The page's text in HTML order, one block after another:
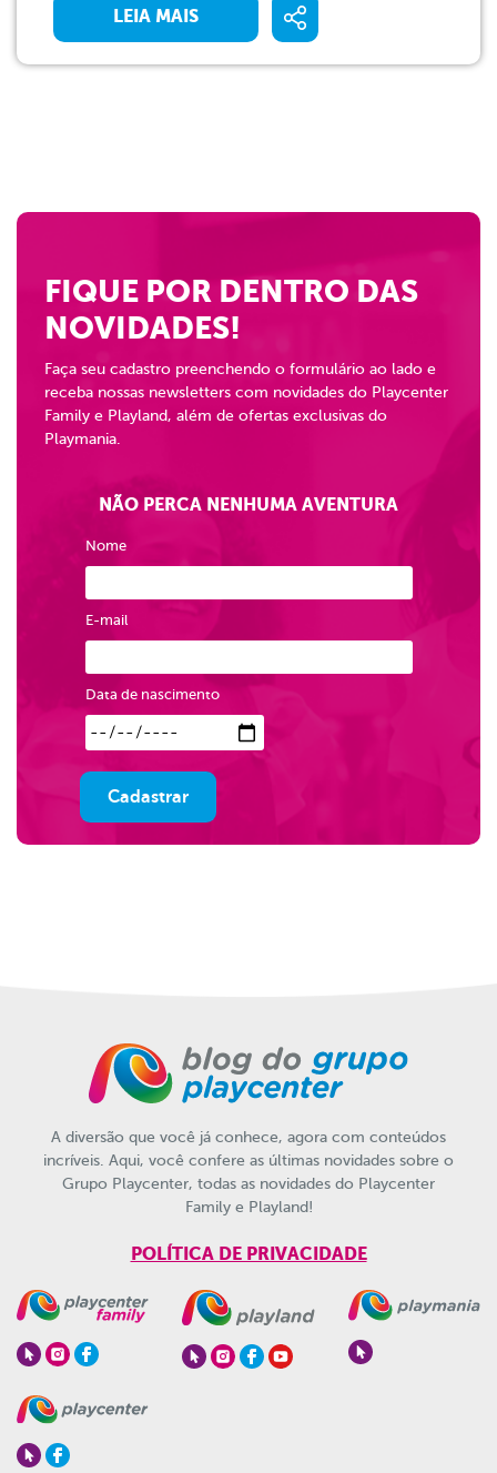
LEIA MAIS
FIQUE POR DENTRO DAS
NOVIDADES!
Faça seu cadastro preenchendo o formulário ao lado e
receba nossas newsletters com novidades do Playcenter
Family e Playland, além de ofertas exclusivas do
Playmania.
NÃO PERCA NENHUMA AVENTURA
Nome
E-mail
Data de nascimento
A diversão que você já conhece, agora com conteúdos
incríveis. Aqui, você confere as últimas novidades sobre o
Grupo Playcenter, todas as novidades do Playcenter
Family e Playland!
POLÍTICA DE PRIVACIDADE